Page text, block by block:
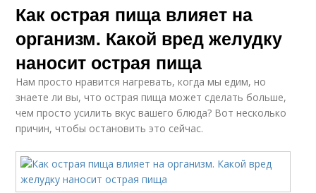
Как острая пища влияет на
организм. Какой вред желудку
наносит острая пища
Нам просто нравится нагревать, когда мы едим, но
знаете ли вы, что острая пища может сделать больше,
чем просто усилить вкус вашего блюда? Вот несколько
причин, чтобы остановить это сейчас.